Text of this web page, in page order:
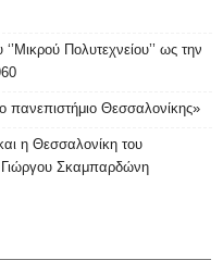
Πολυτεχνείου’’ ως την
πανεπιστήμιο Θεσσαλονίκης»
η Θεσσαλονίκη του
Γιώργου Σκαμπαρδώνη